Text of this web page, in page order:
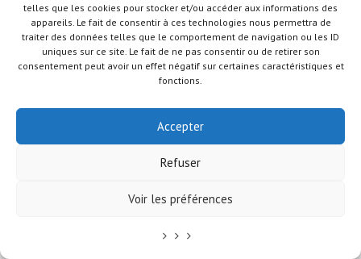
telles que les cookies pour stocker et/ou accéder aux informations des
appareils. Le fait de consentir à ces technologies nous permettra de
traiter des données telles que le comportement de navigation ou les ID
uniques sur ce site. Le fait de ne pas consentir ou de retirer son
consentement peut avoir un effet négatif sur certaines caractéristiques et
fonctions.
Accepter
Refuser
Voir les préférences
Drink ColdDrink Cold, le blog de l’ami Clarence Boddicker, avec
d’excellentes vidéos sur le Japon du marseillais John Carrière
La table de Diogène est rondeBlog sur la cuisine coréenne et
asiatique écrit par une coréenne vivant en France / réflexions
intéressantes et originales sur la nourriture, philosophie de la cuisine,
Le blog d’éthno-gastronomie de Camille
(principalement sur la cuisine asiatique)
Foodisme et cuisine saine, intelligent et sans